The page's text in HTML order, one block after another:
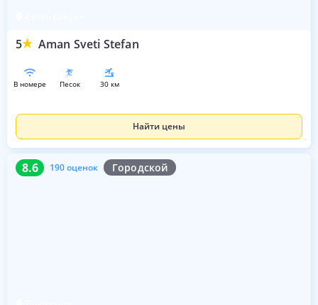
5 Aman Sveti Stefan
в номере песок 30 км
Найти цены
8.6 190 оценок Городской
8.6 190 оценок